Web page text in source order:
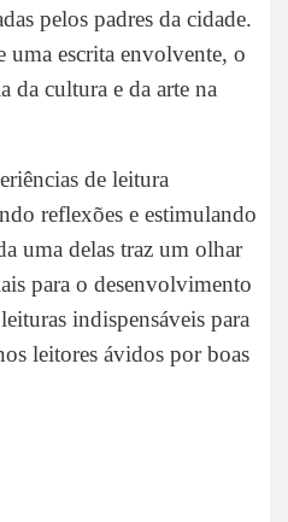
pelos padres da cidade.
escrita envolvente, o
da cultura e da arte na
de leitura
reflexões e estimulando
uma delas traz um olhar
para o desenvolvimento
indispensáveis para
leitores ávidos por boas